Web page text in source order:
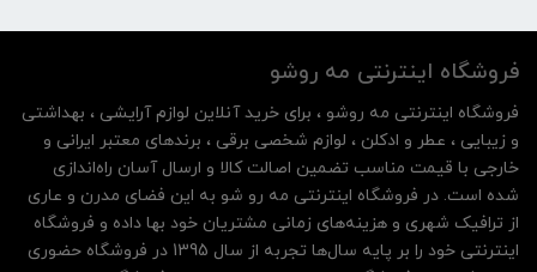
فروشگاه اینترنتی مه‌ رو‌شو
فروشگاه اینترنتی مه‌ رو‌شو ، برای خرید آنلاین لوازم آرایشی ، بهداشتی
و زیبایی ، عطر و ادکلن ، لوازم شخصی برقی ، برندهای معتبر ایرانی و
خارجی با قیمت مناسب تضمین اصالت کالا و ارسال آسان راه‌اندازی
شده است. در فروشگاه اینترنتی مه رو شو به این فضای مدرن و عاری
از ترافیک شهری و هزینه‌های زمانی مشتریان خود بها داده و فروشگاه
اینترنتی خود را بر پایه سال‌ها تجربه از سال 1395 در فروشگاه حضوری